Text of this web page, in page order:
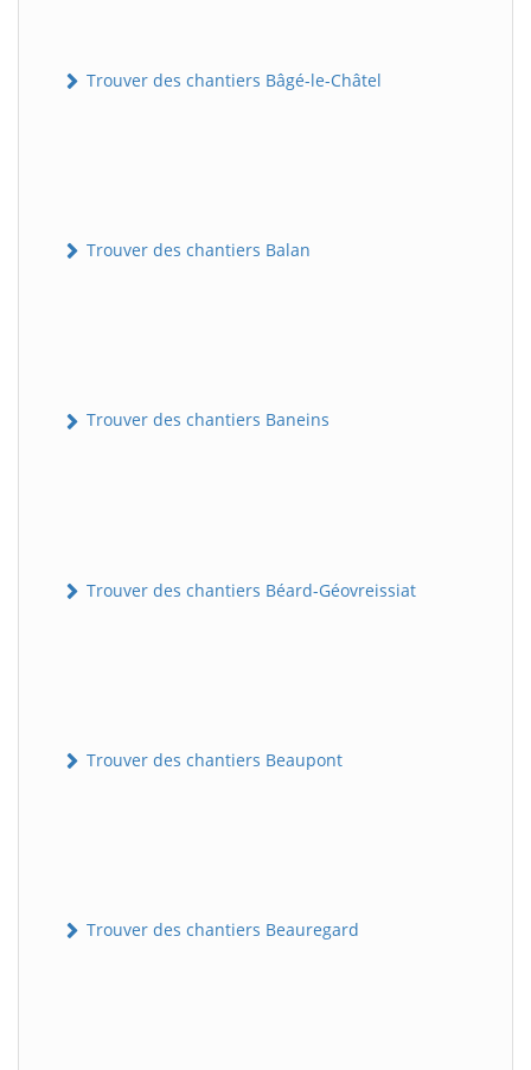
Trouver des chantiers Bâgé-le-Châtel
Trouver des chantiers Balan
Trouver des chantiers Baneins
Trouver des chantiers Béard-Géovreissiat
Trouver des chantiers Beaupont
Trouver des chantiers Beauregard